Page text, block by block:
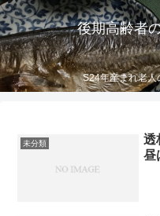
後期高齢者
S24年産まれ老人
未分類
透
昼